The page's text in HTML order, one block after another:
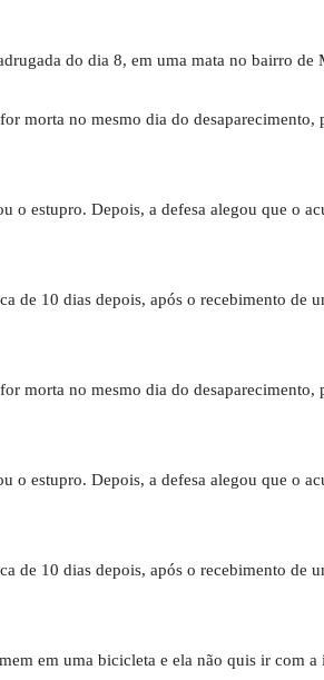
do dia 8, em uma mata no bairro de
morta no mesmo dia do desaparecimento,
o estupro. Depois, a defesa alegou que o
10 dias depois, após o recebimento de
morta no mesmo dia do desaparecimento,
o estupro. Depois, a defesa alegou que o
10 dias depois, após o recebimento de
em uma bicicleta e ela não quis ir com